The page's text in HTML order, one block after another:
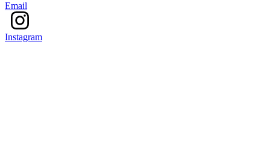
Email
Instagram